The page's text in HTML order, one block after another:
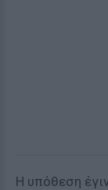
Η υπόθεση